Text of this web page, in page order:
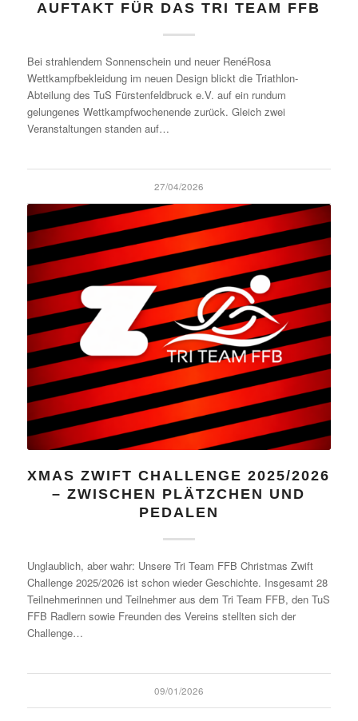
AUFTAKT FÜR DAS TRI TEAM FFB
Bei strahlendem Sonnenschein und neuer RenéRosa
Wettkampfbekleidung im neuen Design blickt die Triathlon-
Abteilung des TuS Fürstenfeldbruck e.V. auf ein rundum
gelungenes Wettkampfwochenende zurück. Gleich zwei
Veranstaltungen standen auf…
27/04/2026
XMAS ZWIFT CHALLENGE 2025/2026
– ZWISCHEN PLÄTZCHEN UND
PEDALEN
Unglaublich, aber wahr: Unsere Tri Team FFB Christmas Zwift
Challenge 2025/2026 ist schon wieder Geschichte. Insgesamt 28
Teilnehmerinnen und Teilnehmer aus dem Tri Team FFB, den TuS
FFB Radlern sowie Freunden des Vereins stellten sich der
Challenge…
09/01/2026